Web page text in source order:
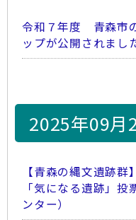
令和７年度 青森市
ップが公開されまし
2025年09月
【青森の縄文遺跡
「気になる遺跡」
ンター）